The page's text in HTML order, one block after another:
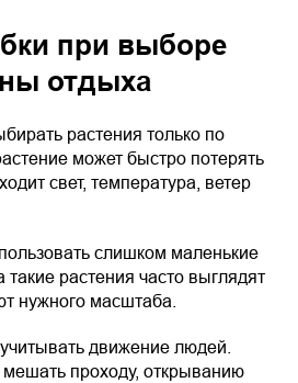
при выборе
отдыха
растения только по
может быстро потерять
свет, температура, ветер
слишком маленькие
растения часто выглядят
нужного масштаба.
движение людей.
проходу, открыванию